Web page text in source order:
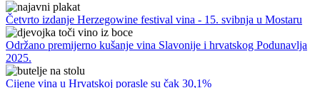
Četvrto izdanje Herzegowine festival vina - 15. svibnja u Mostaru
Održano premijerno kušanje vina Slavonije i hrvatskog Podunavlja
2025.
Cijene vina u Hrvatskoj porasle su čak 30,1%